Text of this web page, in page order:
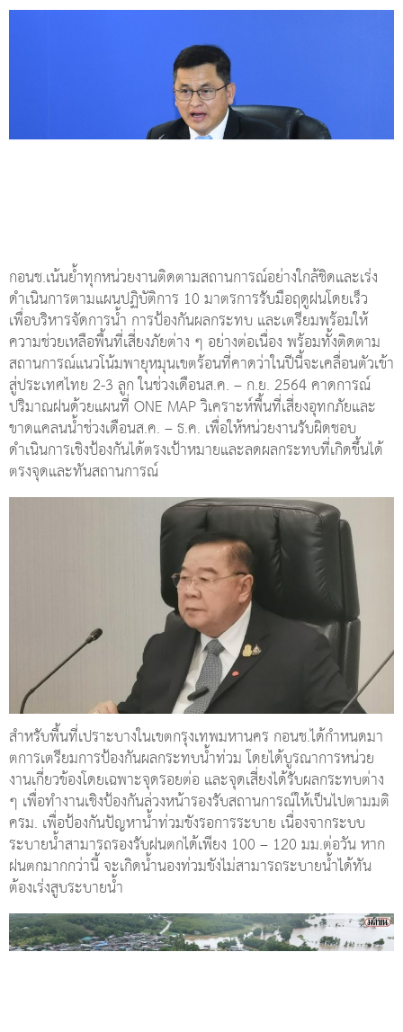
กอนช.เน้นย้ำทุกหน่วยงานติดตามสถานการณ์อย่างใกล้ชิดและเร่ง
ดำเนินการตามแผนปฏิบัติการ 10 มาตรการรับมือฤดูฝนโดยเร็ว
เพื่อบริหารจัดการน้ำ การป้องกันผลกระทบ และเตรียมพร้อมให้
ความช่วยเหลือพื้นที่เสี่ยงภัยต่าง ๆ อย่างต่อเนื่อง พร้อมทั้งติดตาม
สถานการณ์แนวโน้มพายุหมุนเขตร้อนที่คาดว่าในปีนี้จะเคลื่อนตัวเข้า
สำหรับพื้นที่เปราะบางในเขตกรุงเทพมหานคร กอนช.ได้กำหนดมา
ตการเตรียมการป้องกันผลกระทบน้ำท่วม โดยได้บูรณาการหน่วย
งานเกี่ยวข้องโดยเฉพาะจุดรอยต่อ และจุดเสี่ยงได้รับผลกระทบต่าง
ๆ เพื่อทำงานเชิงป้องกันล่วงหน้ารองรับสถานการณ์ให้เป็นไปตามมติ
ครม. เพื่อป้องกันปัญหาน้ำท่วมขังรอการระบาย เนื่องจากระบบ
ระบายน้ำสามารถรองรับฝนตกได้เพียง 100 – 120 มม.ต่อวัน หาก
ฝนตกมากกว่านี้ จะเกิดน้ำนองท่วมขังไม่สามารถระบายน้ำได้ทัน
ต้องเร่งสูบระบายน้ำ
ปัจจุบันมีเครื่องสูบน้ำจำนวน 1,121 เครื่อง มีศักยภาพสามารถ
ระบายน้ำได้ 807 ลบ.ม./วินาที ประกอบด้วย 5 แนวทางหลัก คือ 1.